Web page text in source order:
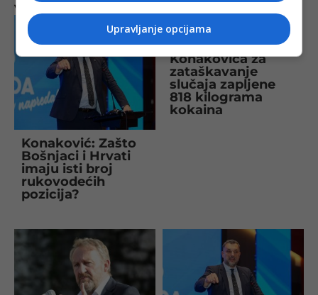
Više na istu temu
Konaković: Zašto
Bošnjaci i Hrvati
imaju isti broj
rukovodećih
pozicija?
Turković optužila
Konakovića za
zataškavanje
slučaja zapljene
818 kilograma
kokaina
Upravljanje opcijama